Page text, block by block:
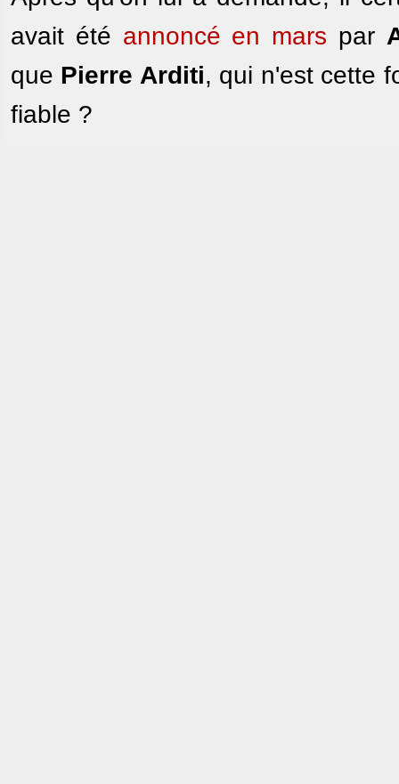
avait été annoncé en mars par
que Pierre Arditi, qui n'est cette
fiable ?